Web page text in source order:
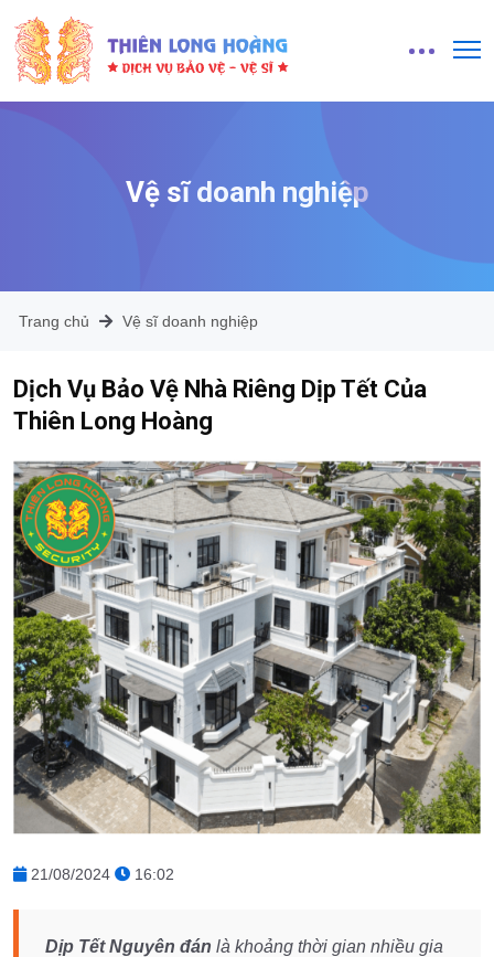
Vệ sĩ doanh nghiệp
Trang chủ Vệ sĩ doanh nghiệp
Dịch Vụ Bảo Vệ Nhà Riêng Dịp Tết Của
Thiên Long Hoàng
21/08/2024 16:02
Dịp Tết Nguyên đán là khoảng thời gian nhiều gia